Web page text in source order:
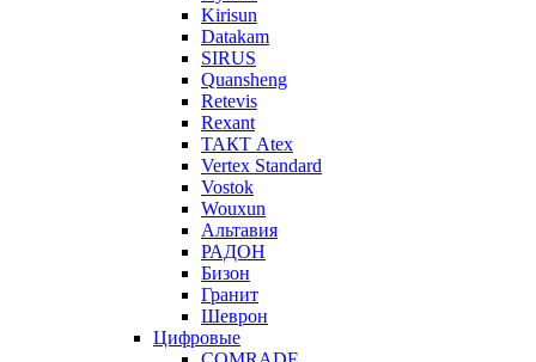
Kirisun
Datakam
SIRUS
Quansheng
Retevis
Rexant
ТАКТ Atex
Vertex Standard
Vostok
Wouxun
Альтавия
РАДОН
Бизон
Гранит
Шеврон
Цифровые